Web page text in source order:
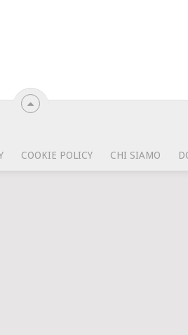
COOKIE POLICY CHI SIAMO